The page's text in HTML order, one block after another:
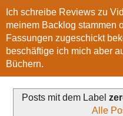
Ich schreibe Reviews zu
meinem Backlog stammen
Fassungen zugeschickt
beschäftige ich mich aber
Büchern.
Posts mit dem Label
Alle